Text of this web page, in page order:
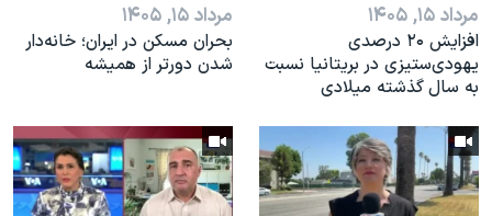
مرداد ۱۵, ۱۴۰۵
افزایش ۲۰ درصدی
یهودی‌ستیزی در بریتانیا نسبت
به سال گذشته میلادی
مرداد ۱۵, ۱۴۰۵
بحران مسکن در ایران؛ خانه‌دار
شدن دورتر از همیشه